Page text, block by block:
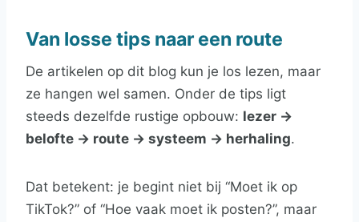
Van losse tips naar een route
De artikelen op dit blog kun je los lezen, maar
ze hangen wel samen. Onder de tips ligt
steeds dezelfde rustige opbouw: lezer →
belofte → route → systeem → herhaling.
Dat betekent: je begint niet bij “Moet ik op
TikTok?” of “Hoe vaak moet ik posten?”, maar